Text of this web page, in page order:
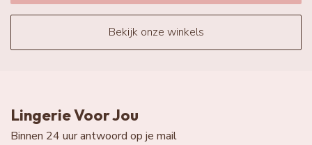
Bekijk onze winkels
Lingerie Voor Jou
Binnen 24 uur antwoord op je mail